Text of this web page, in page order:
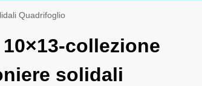
Quadrifoglio
collezione
solidali